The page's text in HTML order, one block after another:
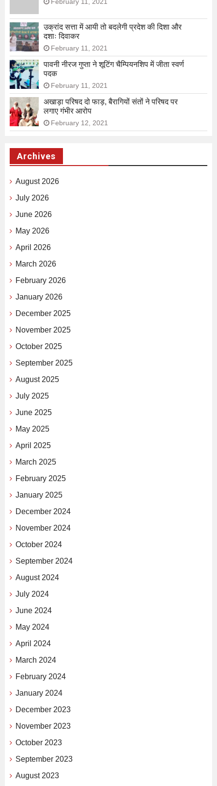
February 11, 2021
उक्रांद सत्ता में आयी तो बदलेगी प्रदेश की दिशा और
दशाः दिवाकर
February 11, 2021
पावनी नीरज गुप्ता ने शूटिंग चैम्पियनशिप में जीता स्वर्ण
पदक
February 11, 2021
अखाड़ा परिषद दो फाड़, बैरागियों संतों ने परिषद पर
लगाए गंभीर आरोप
February 12, 2021
Archives
August 2026
July 2026
June 2026
May 2026
April 2026
March 2026
February 2026
January 2026
December 2025
November 2025
October 2025
September 2025
August 2025
July 2025
June 2025
May 2025
April 2025
March 2025
February 2025
January 2025
December 2024
November 2024
October 2024
September 2024
August 2024
July 2024
June 2024
May 2024
April 2024
March 2024
February 2024
January 2024
December 2023
November 2023
October 2023
September 2023
August 2023